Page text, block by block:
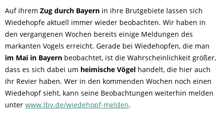
Auf ihrem Zug durch Bayern in ihre Brutgebiete lassen sich
Wiedehopfe aktuell immer wieder beobachten. Wir haben in
den vergangenen Wochen bereits einige Meldungen des
markanten Vogels erreicht. Gerade bei Wiedehopfen, die man
im Mai in Bayern beobachtet, ist die Wahrscheinlichkeit größer,
dass es sich dabei um heimische Vögel handelt, die hier auch
ihr Revier haben. Wer in den kommenden Wochen noch einen
Wiedehopf sieht, kann seine Beobachtungen weiterhin melden
unter www.lbv.de/wiedehopf-melden.